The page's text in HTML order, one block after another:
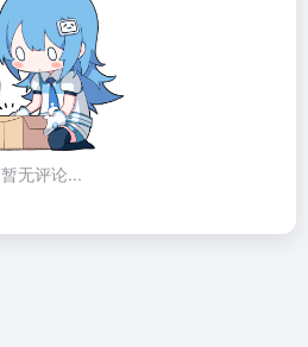
暂无评论...